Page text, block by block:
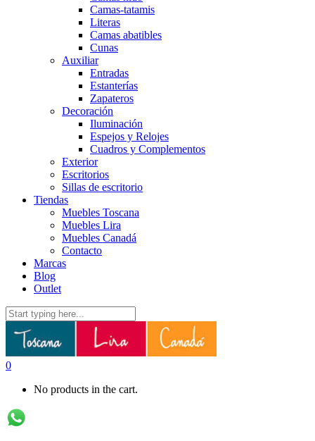
Camas-tatamis
Literas
Camas abatibles
Cunas
Auxiliar
Entradas
Estanterías
Zapateros
Decoración
Iluminación
Espejos y Relojes
Cuadros y Complementos
Exterior
Escritorios
Sillas de escritorio
Tiendas
Muebles Toscana
Muebles Lira
Muebles Canadá
Contacto
Marcas
Blog
Outlet
0
No products in the cart.